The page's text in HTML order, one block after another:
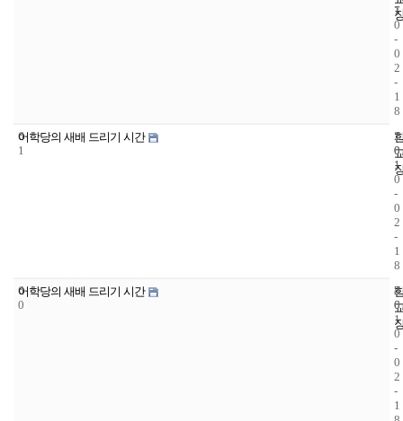
7
1
0
-
0
2
-
1
8
6
1
어학당의 새배 드리기 시간
1
0
1
2
0
1
0
-
0
2
-
1
8
6
0
어학당의 새배 드리기 시간
8
6
2
0
1
0
-
0
2
-
1